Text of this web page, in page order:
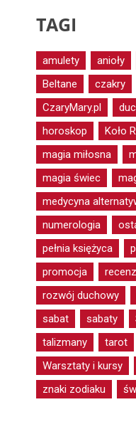
TAGI
amulety anioły
Beltane
czakry
CzaryMary.pl
horoskop
Koło
magia miłosna
magia świec
medycyna
numerologia
pełnia księżyca
promocja
rozwój duchowy
sabat
sabaty
talizmany
tarot
Warsztaty i kursy
znaki zodiaku